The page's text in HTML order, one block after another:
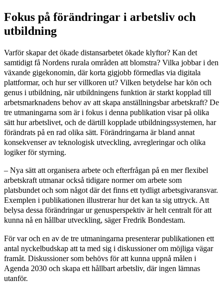
Fokus på förändringar i arbetsliv och
utbildning
Varför skapar det ökade distansarbetet ökade klyftor? Kan det
samtidigt få Nordens rurala områden att blomstra? Vilka jobbar i den
växande gigekonomin, där korta gigjobb förmedlas via digitala
plattformar, och hur ser villkoren ut? Vilken betydelse har kön och
genus i utbildning, när utbildningens funktion är starkt kopplad till
arbetsmarknadens behov av att skapa anställningsbar arbetskraft? De
tre utmaningarna som är i fokus i denna publikation visar på olika
sätt hur arbetslivet, och de därtill kopplade utbildningssystemen, har
förändrats på en rad olika sätt. Förändringarna är bland annat
konsekvenser av teknologisk utveckling, avregleringar och olika
logiker för styrning.
– Nya sätt att organisera arbete och efterfrågan på en mer flexibel
arbetskraft utmanar också tidigare normer om arbete som
platsbundet och som något där det finns ett tydligt arbetsgivaransvar.
Exemplen i publikationen illustrerar hur det kan ta sig uttryck. Att
belysa dessa förändringar ur genusperspektiv är helt centralt för att
kunna nå en hållbar utveckling, säger Fredrik Bondestam.
För var och en av de tre utmaningarna presenterar publikationen ett
antal nyckelbudskap att ta med sig i diskussioner om möjliga vägar
framåt. Diskussioner som behövs för att kunna uppnå målen i
Agenda 2030 och skapa ett hållbart arbetsliv, där ingen lämnas
utanför.